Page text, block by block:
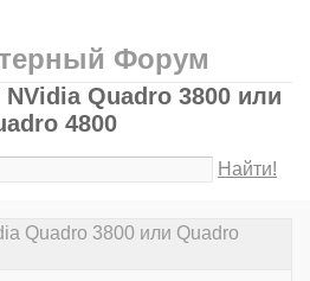
Форум
NVidia Quadro 3800 или
4800
Найти!
Quadro 3800 или Quadro